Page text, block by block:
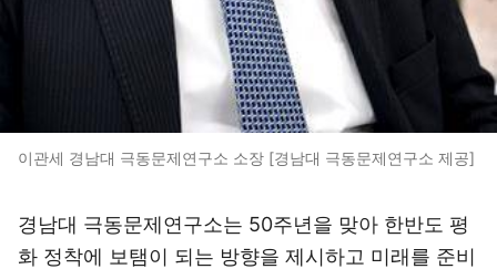
이관세 경남대 극동문제연구소 소장 [경남대 극동문제연구소 제공]
경남대 극동문제연구소는 50주년을 맞아 한반도 평
화 정착에 보탬이 되는 방향을 제시하고 미래를 준비